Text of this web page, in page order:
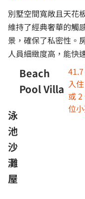
別墅空間寬敞且天花
維持了經典奢華的觸
景，確保了私密性。
人員細緻度高，能快
泳
池
沙
灘
屋
Beach
Pool Villa 入
或 2
位